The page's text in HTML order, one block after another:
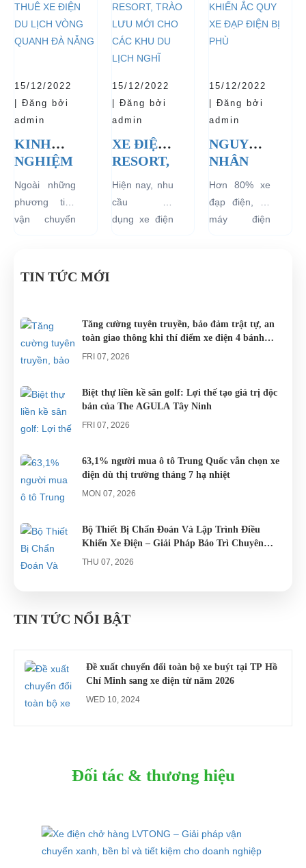
NHẤT
HIỆN
mà thân thiện
với môi
trường, đặc
những ưu...
BÁNH
CHỞ
KHÁCH
TẠI CÁC
KHU
VỰC
HẠN
CHẾ
Thủ tướng
Chính phủ đã
đồng ý việc
thí điểm việc
chạy bằng
điện...
sẽ mang lại
hiệu quả sử
dụng lâu dài
15/12/2022
| Đăng bởi
admin
KINH
NGHIỆM
THUÊ XE
ĐIỆN DU
LỊCH
NẴNG
Ngoài những
phương tiện
vận chuyển
xe đạp, du
thể lựa chọn
cho mình
những
Đà...
15/12/2022
| Đăng bởi
admin
XE ĐIỆN
RESORT,
TRÀO
LƯU
MỚI
CHO
Hiện nay, nhu
cầu sử
dụng xe điện
khắp cả
nước.
15/12/2022
| Đăng bởi
admin
NGUYÊN
NHÂN
KHIẾN
ẮC QUY
XE ĐẠP
ĐIỆN BỊ
Hơn 80% xe
đạp điện, xe
máy điện
quy. Do đó
các trục trặc
TIN TỨC MỚI
Tăng cường tuyên truyền, bảo đảm trật tự, an
toàn giao thông khi thí điểm xe điện 4 bánh
phục vụ du lịch
FRI 07, 2026
Biệt thự liền kề sân golf: Lợi thế tạo giá trị độc
bản của The AGULA Tây Ninh
FRI 07, 2026
63,1% người mua ô tô Trung Quốc vẫn chọn xe
điện dù thị trường tháng 7 hạ nhiệt
MON 07, 2026
Bộ Thiết Bị Chẩn Đoán Và Lập Trình Điều
Khiển Xe Điện – Giải Pháp Bảo Trì Chuyên
Nghiệp
THU 07, 2026
gổ khi đón du khách ở Quy Nhơn
TIN TỨC NỔI BẬT
Đề xuất chuyển đổi toàn bộ xe buýt tại TP Hồ
Chí Minh sang xe điện từ năm 2026
WED 10, 2024
Đối tác & thương hiệu